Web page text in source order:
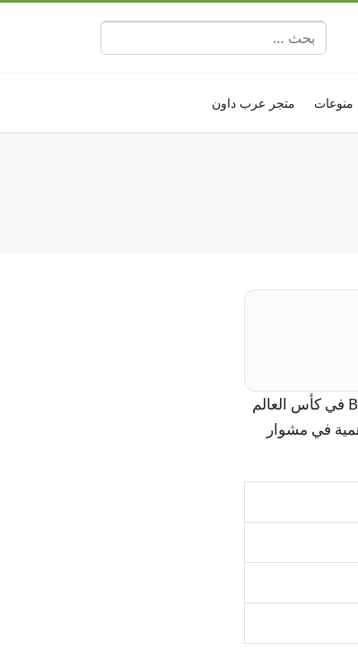
البحث عن:
منوعات متجر عرب داون
تجمع هذه المباراة بين منتخبي كندا وBosnia & Herzegovina ضمن دور المجموعات — المجموعة B في كأس العالم
من أهمية في مشوار